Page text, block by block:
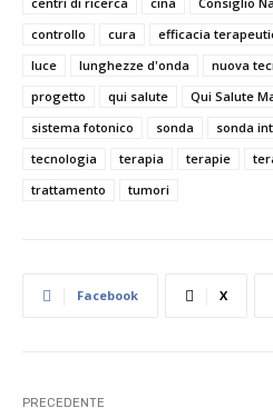
controllo
cura efficacia
luce
lunghezze d'onda nuova
progetto
qui salute Qui Salute
sistema fotonico
sonda sonda
tecnologia
terapia terapie
trattamento
tumori
Facebook X
PRECEDENTE